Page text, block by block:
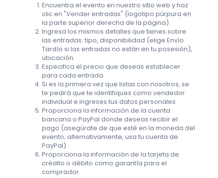
Encuentra el evento en nuestro sitio web y haz
clic en "Vender entradas" (logotipo púrpura en
la parte superior derecha de la página).
Ingresa los mismos detalles que tienes sobre
las entradas: tipo, disponibilidad (elige Envío
Tardío si las entradas no están en tu posesión),
ubicación.
Especifica el precio que deseas establecer
para cada entrada.
Si es la primera vez que listas con nosotros, se
te pedirá que te identifiques como vendedor
individual e ingreses tus datos personales.
Proporciona la información de la cuenta
bancaria o PayPal donde deseas recibir el
pago (asegúrate de que esté en la moneda del
evento; alternativamente, usa tu cuenta de
PayPal).
Proporciona la información de la tarjeta de
crédito o débito como garantía para el
comprador.